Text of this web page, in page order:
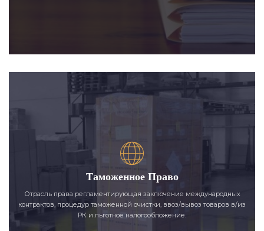
Таможенное Право
Отрасль права регламентирующая заключение международных
контрактов, процедур таможенной очистки, ввоз/вывоз товаров в/из
РК и льготное налогообложение.